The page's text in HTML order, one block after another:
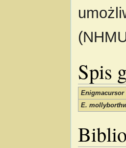
Spis
Enigmacursor
E.